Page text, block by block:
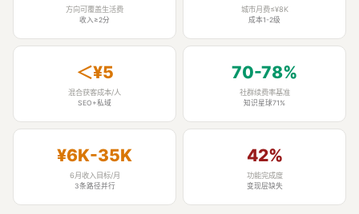
方向可覆盖生活费
收入≥2分
城市月费≤¥8K
成本1-2级
＜¥5
混合获客成本/人
SEO+私域
70-78%
社群续费率基准
知识星球71%
¥6K-35K
6月收入目标/月
3条路径并行
42%
功能完成度
变现层缺失